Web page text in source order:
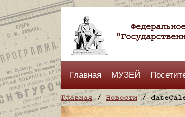
Главная МУЗЕЙ
Главная/ Новости/